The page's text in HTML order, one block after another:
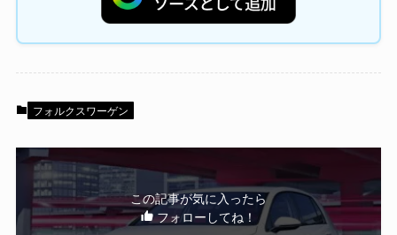
フォルクスワーゲン
この記事が気に入ったら
フォローしてね！